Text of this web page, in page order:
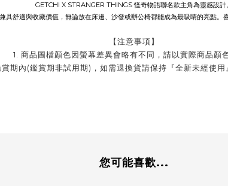
GETCHI X STRANGER THINGS 怪奇物語聯名款主角為靈感設計。
具舒適與收藏價值，無論放在床邊、沙發或辦公椅都能成為最吸睛的亮點。
【注意事項】
1. 商品圖檔顏色因螢幕差異會略有不同，請以實際商品顏色
期內(鑑賞期非試用期)，如需退換貨請保持『全新未經使用
您可能喜歡...